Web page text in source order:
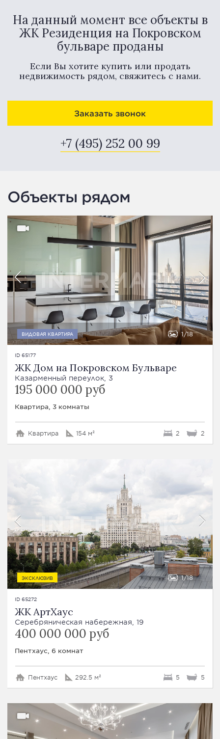
На данный момент все объекты в
ЖК Резиденция на Покровском
бульваре проданы
Если Вы хотите купить или продать
недвижимость рядом, свяжитесь с нами.
Заказать звонок
+7 (495) 252 00 99
Объекты рядом
ВИДОВАЯ КВАРТИРА 1 18
ID 65177
ЖК Дом на Покровском Бульваре
Казарменный переулок, 3
195 000 000 руб
Квартира, 3 комнаты
Квартира 154 м² 2 2
ЭКСКЛЮЗИВ 1 18
ID 65272
ЖК АртХаус
Серебряническая набережная, 19
400 000 000 руб
Пентхаус, 6 комнат
Пентхаус 292.5 м² 5 5